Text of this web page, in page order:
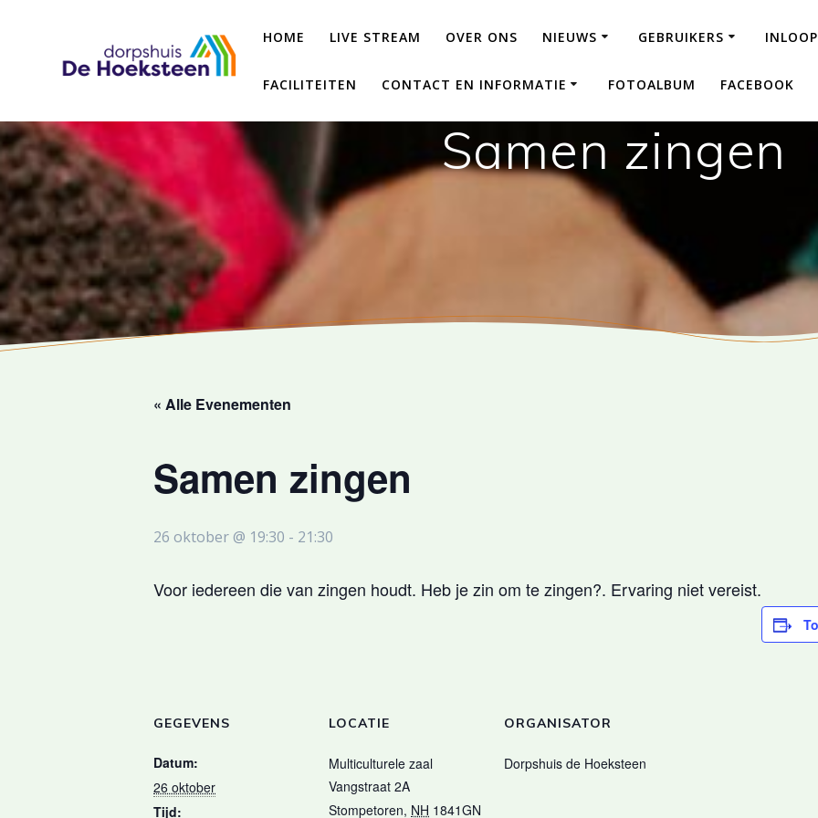
HOME LIVE STREAM OVER ONS NIEUWS GEBRUIKERS
FACILITEITEN CONTACT EN INFORMATIE FOTOALBUM FACEBOOK
Samen zingen
« Alle Evenementen
Samen zingen
26 oktober @ 19:30 - 21:30
Voor iedereen die van zingen houdt. Heb je zin om te zingen?. Ervaring niet vereist.
GEGEVENS
Datum:
26 oktober
Tijd:
LOCATIE
Multiculturele zaal
Vangstraat 2A
Stompetoren, NH 1841GN
ORGANISATOR
Dorpshuis de Hoeksteen